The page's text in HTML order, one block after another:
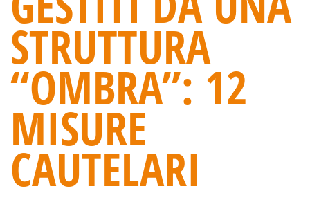
STRUTTURA
“OMBRA”: 12
MISURE
CAUTELARI